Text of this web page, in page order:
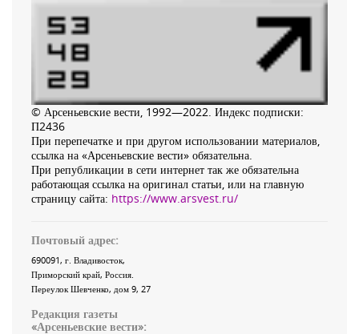
© Арсеньевские вести, 1992—2022. Индекс подписки:
П2436
При перепечатке и при другом использовании материалов,
ссылка на «Арсеньевские вести» обязательна.
При републикации в сети интернет так же обязательна
работающая ссылка на оригинал статьи, или на главную
страницу сайта: https://www.arsvest.ru/
Почтовый адрес:
690091, г. Владивосток,
Приморский край, Россия
Переулок Шевченко, дом 9, 27
Редакция газеты
«Арсеньевские вести»: